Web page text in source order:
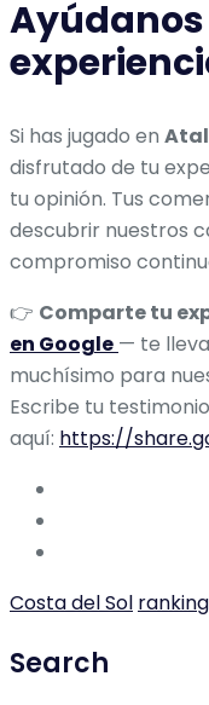
Si has jugado en
disfrutado de tu
tu opinión. Tus
descubrir nuestros
compromiso
👉 Comparte tu
en Google — te
muchísimo para
Escribe tu testimonio
aquí: https://
Costa del Sol ranking
Search